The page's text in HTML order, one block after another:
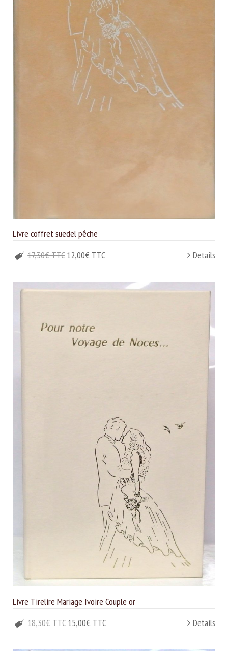
Livre coffret suedel pêche
17,30€ TTC 12,00€ TTC Details
Livre Tirelire Mariage Ivoire Couple or
18,30€ TTC 15,00€ TTC Details